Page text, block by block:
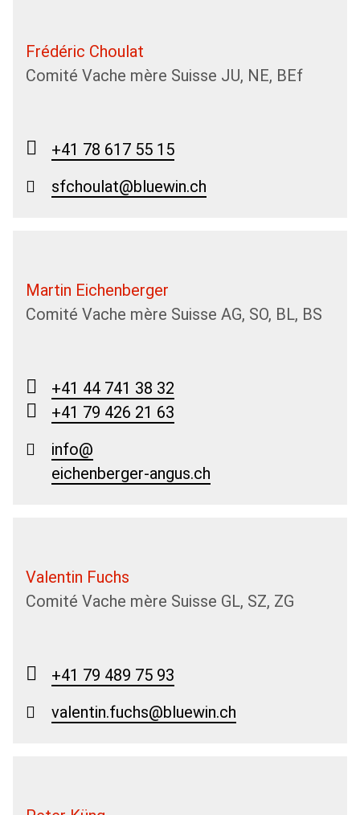
Frédéric Choulat
Comité Vache mère Suisse JU, NE, BEf
+41 78 617 55 15
sfchoulat@bluewin.ch
Martin Eichenberger
Comité Vache mère Suisse AG, SO, BL, BS
+41 44 741 38 32
+41 79 426 21 63
info@
eichenberger-angus.ch
Valentin Fuchs
Comité Vache mère Suisse GL, SZ, ZG
+41 79 489 75 93
valentin.fuchs@bluewin.ch